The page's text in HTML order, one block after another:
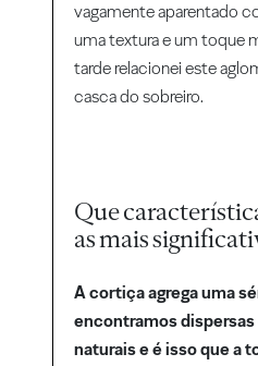
vagamente aparentado
uma textura e um toque
tarde relacionei este
casca do sobreiro.
Que
as mais
A cortiça agrega uma
encontramos
naturais e é isso que a